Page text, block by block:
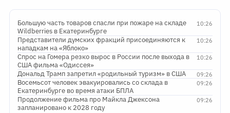
10:26
Большую часть товаров спасли при пожаре на складе
Wildberries в Екатеринбурге
10:26
Представители думских фракций присоединяются к
нападкам на «Яблоко»
10:26
Спрос на Гомера резко вырос в России после выхода в
США фильма «Одиссея»
09:26
Дональд Трамп запретил «родильный туризм» в США
09:26
Восемьсот человек эвакуировались со склада в
Екатеринбурге во время атаки БПЛА
09:26
Продолжение фильма про Майкла Джексона
запланировано к 2028 году